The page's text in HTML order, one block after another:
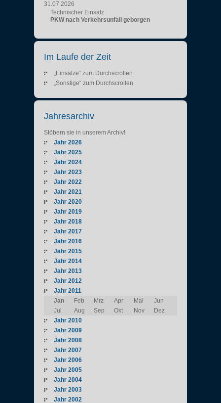
31.07.2026
Technischer Einsatz
PKW nach Verkehrsunfall geborgen
Im Laufe der Zeit
„Einsätze“ zum Durchscrollen
„Sonstige“ zum Durchscrollen
Jahresarchiv
Stöbern sie in unserem Archiv!
Jahr 2026
Jahr 2025
Jahr 2024
Jahr 2023
Jahr 2022
Jahr 2021
Jahr 2020
Jahr 2019
Jahr 2018
Jahr 2017
Jahr 2016
Jahr 2015
Jahr 2014
Jahr 2013
Jahr 2012
Jahr 2011
Jan
Feb Mrz Apr Mai
Jun
Jul
Aug Sep Okt Nov
Dez
Jahr 2010
Jahr 2009
Jahr 2008
Jahr 2007
Jahr 2006
Jahr 2005
Jahr 2004
Jahr 2003
Jahr 2002